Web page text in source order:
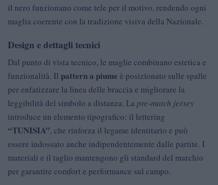
il nero funzionano come tele per il motivo, rendendo ogni
maglia coerente con la tradizione visiva della Nazionale.
Design e dettagli tecnici
Dal punto di vista tecnico, le maglie combinano estetica e
funzionalità. Il pattern a piume è posizionato sulle spalle
per enfatizzare la linea delle braccia e migliorare la
leggibilità del simbolo a distanza. La pre-match jersey
introduce un elemento tipografico: il lettering
“TUNISIA”, che rinforza il legame identitario e può
essere indossato anche indipendentemente dalle partite. I
materiali e il taglio mantengono gli standard del marchio
per garantire comfort e performance sul campo.